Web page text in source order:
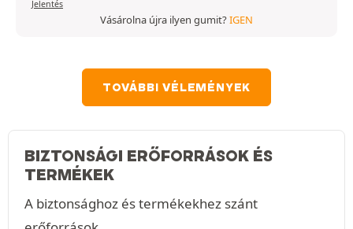
Jelentés
Vásárolna újra ilyen gumit?IGEN
TOVÁBBI VÉLEMÉNYEK
BIZTONSÁGI ERŐFORRÁSOK ÉS
TERMÉKEK
A biztonsághoz és termékekhez szánt